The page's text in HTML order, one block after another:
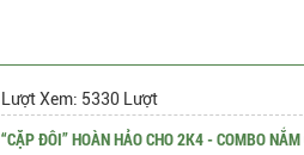
Lượt Xem: 5330 Lượt
“CẶP ĐÔI” HOÀN HẢO CHO 2K4 - COMBO